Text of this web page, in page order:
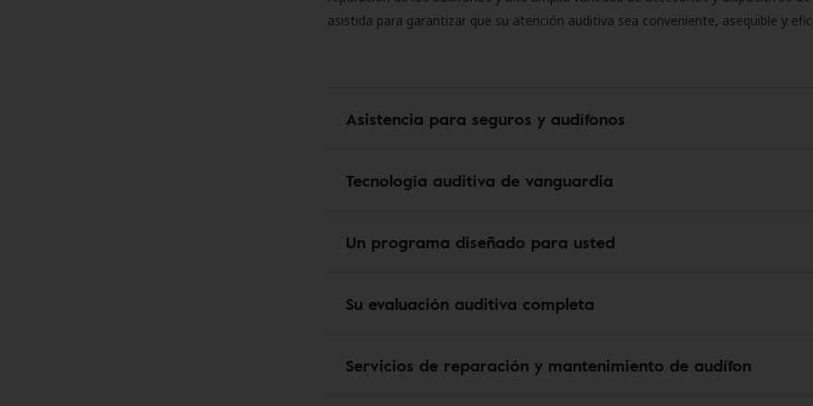
asistida para garantizar que su atención auditiva sea conveniente, asequible y
Asistencia para seguros y audífonos
Tecnología auditiva de vanguardia
Un programa diseñado para usted
Su evaluación auditiva completa
Servicios de reparación y mantenimiento de audífon